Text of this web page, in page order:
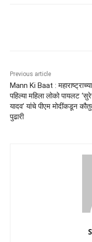
Previous article
Mann Ki Baat : महाराष्ट्राच्या
पहिल्या महिला लोको पायलट
यादव’ यांचे पीएम मोदींकडून
पुढारी